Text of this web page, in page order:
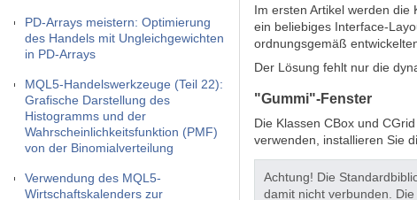
PD-Arrays meistern: Optimierung
des Handels mit Ungleichgewichten
in PD-Arrays
MQL5-Handelswerkzeuge (Teil 22):
Grafische Darstellung des
Histogramms und der
Wahrscheinlichkeitsfunktion (PMF)
von der Binomialverteilung
Verwendung des MQL5-
Wirtschaftskalenders zur
Im ersten Artikel werden
ein beliebiges Interface-
ordnungsgemäß
Der Lösung fehlt nur die
"Gummi"-Fenster
Die Klassen CBox und
verwenden, installieren Sie
Achtung! Die
damit nicht verbunden.